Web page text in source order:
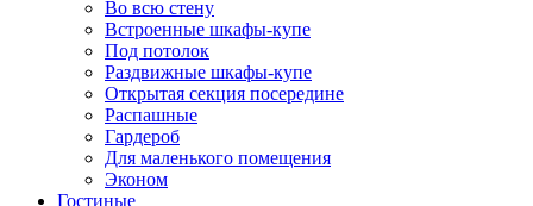
Во всю стену
Встроенные шкафы-купе
Под потолок
Раздвижные шкафы-купе
Открытая секция посередине
Распашные
Гардероб
Для маленького помещения
Эконом
Гостиные